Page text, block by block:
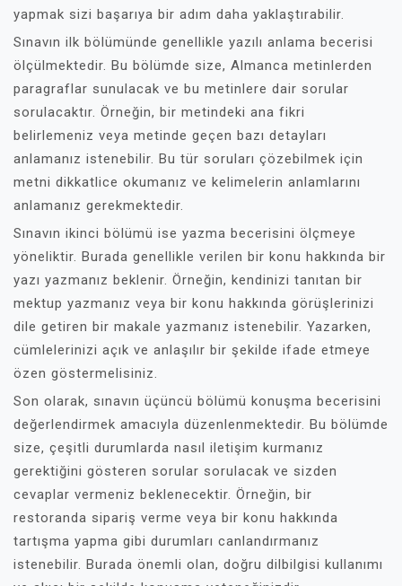
yapmak sizi başarıya bir adım daha yaklaştırabilir.
Sınavın ilk bölümünde genellikle yazılı anlama becerisi
ölçülmektedir. Bu bölümde size, Almanca metinlerden
paragraflar sunulacak ve bu metinlere dair sorular
sorulacaktır. Örneğin, bir metindeki ana fikri
belirlemeniz veya metinde geçen bazı detayları
anlamanız istenebilir. Bu tür soruları çözebilmek için
metni dikkatlice okumanız ve kelimelerin anlamlarını
anlamanız gerekmektedir.
Sınavın ikinci bölümü ise yazma becerisini ölçmeye
yöneliktir. Burada genellikle verilen bir konu hakkında bir
yazı yazmanız beklenir. Örneğin, kendinizi tanıtan bir
mektup yazmanız veya bir konu hakkında görüşlerinizi
dile getiren bir makale yazmanız istenebilir. Yazarken,
cümlelerinizi açık ve anlaşılır bir şekilde ifade etmeye
özen göstermelisiniz.
Son olarak, sınavın üçüncü bölümü konuşma becerisini
değerlendirmek amacıyla düzenlenmektedir. Bu bölümde
size, çeşitli durumlarda nasıl iletişim kurmanız
gerektiğini gösteren sorular sorulacak ve sizden
cevaplar vermeniz beklenecektir. Örneğin, bir
restoranda sipariş verme veya bir konu hakkında
tartışma yapma gibi durumları canlandırmanız
istenebilir. Burada önemli olan, doğru dilbilgisi kullanımı